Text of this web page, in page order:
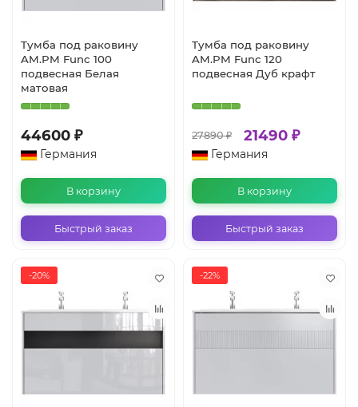
Тумба под раковину
AM.PM Func 100
подвесная Белая
матовая
44600 ₽
Германия
В корзину
Быстрый заказ
Тумба под раковину
AM.PM Func 120
подвесная Дуб крафт
27890 ₽ 21490 ₽
Германия
В корзину
Быстрый заказ
-20% -22%